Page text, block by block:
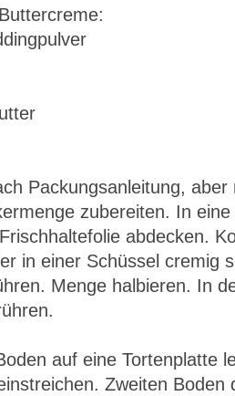
Packungsanleitung,
zubereiten. In
abdecken.
in einer Schüssel cremig
Menge halbieren. In
auf eine Tortenplatte
Zweiten Boden